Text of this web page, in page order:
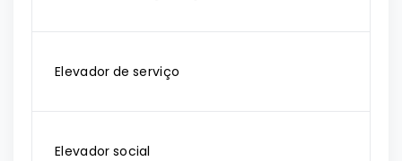
Elevador de serviço
Elevador social